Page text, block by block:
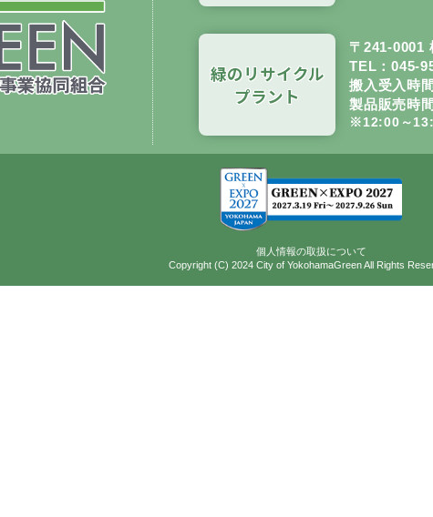
緑のリサイクル
プラント
〒241-0001
TEL：045-
搬入受入
製品販売
※12:00～
個人情報の取扱について
Copyright (C) 2024 City of YokohamaGreen All Rights